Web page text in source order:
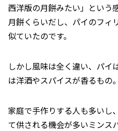
西洋版の月餅みたい」という
月餅くらいだし、パイのフィ
似ていたのです。
しかし風味は全く違い、パイ
は洋酒やスパイスが香るもの。
家庭で手作りする人も多いし
て供される機会が多いミンス